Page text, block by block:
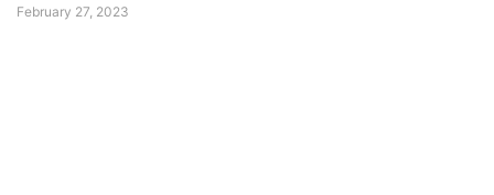
February 27, 2023